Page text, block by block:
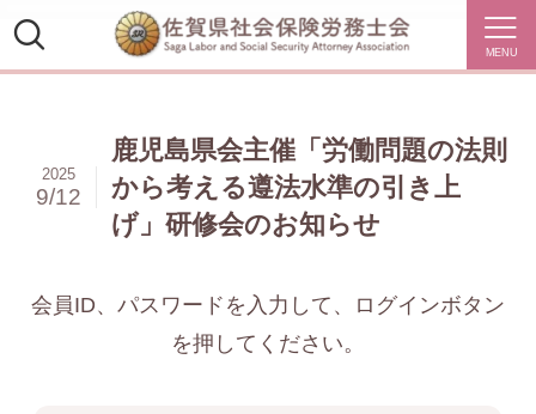
MENU
鹿児島県会主催「労働問題の法則
から考える遵法水準の引き上
げ」研修会のお知らせ
2025
9/12
会員ID、パスワードを入力して、ログインボタン
を押してください。